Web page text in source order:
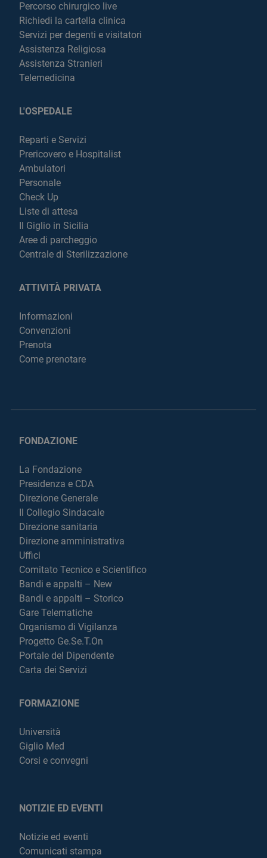
Percorso chirurgico live
Richiedi la cartella clinica
Servizi per degenti e visitatori
Assistenza Religiosa
Assistenza Stranieri
Telemedicina
L'OSPEDALE
Reparti e Servizi
Prericovero e Hospitalist
Ambulatori
Personale
Check Up
Liste di attesa
Il Giglio in Sicilia
Aree di parcheggio
Centrale di Sterilizzazione
ATTIVITÀ PRIVATA
Informazioni
Convenzioni
Prenota
Come prenotare
FONDAZIONE
La Fondazione
Presidenza e CDA
Direzione Generale
Il Collegio Sindacale
Direzione sanitaria
Direzione amministrativa
Uffici
Comitato Tecnico e Scientifico
Bandi e appalti – New
Bandi e appalti – Storico
Gare Telematiche
Organismo di Vigilanza
Progetto Ge.Se.T.On
Portale del Dipendente
Carta dei Servizi
FORMAZIONE
Università
Giglio Med
Corsi e convegni
NOTIZIE ED EVENTI
Notizie ed eventi
Comunicati stampa